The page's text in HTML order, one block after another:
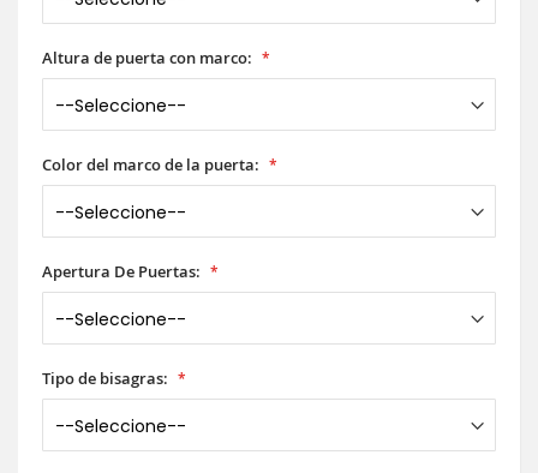
Altura de puerta con marco:
Color del marco de la puerta:
Apertura De Puertas:
Tipo de bisagras: